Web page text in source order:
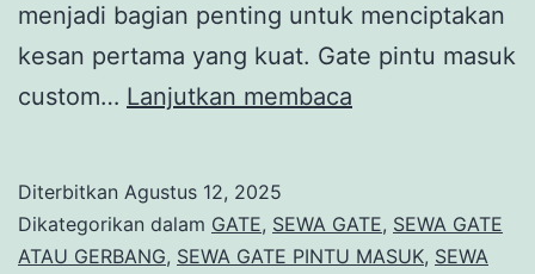
menjadi bagian penting untuk menciptakan
kesan pertama yang kuat. Gate pintu masuk
custom… Lanjutkan membaca
Masuk
Custom
Diterbitkan Agustus 12, 2025
Dikategorikan dalam GATE, SEWA GATE, SEWA GATE
ATAU GERBANG, SEWA GATE PINTU MASUK, SEWA